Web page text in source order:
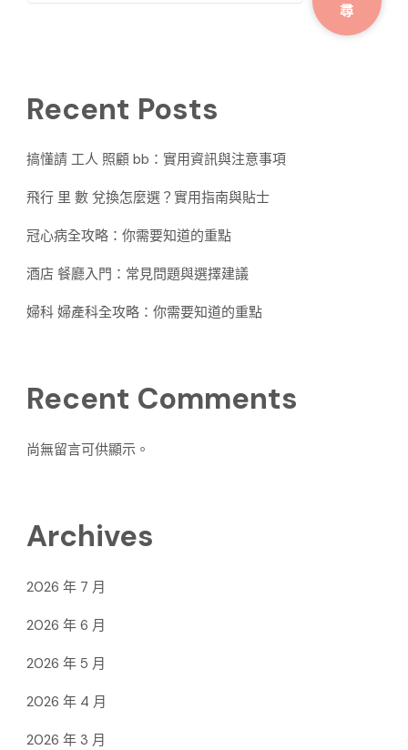
尋
Recent Posts
搞懂請 工人 照顧 bb：實用資訊與注意事項
飛行 里 數 兌換怎麼選？實用指南與貼士
冠心病全攻略：你需要知道的重點
酒店 餐廳入門：常見問題與選擇建議
婦科 婦產科全攻略：你需要知道的重點
Recent Comments
尚無留言可供顯示。
Archives
2026 年 7 月
2026 年 6 月
2026 年 5 月
2026 年 4 月
2026 年 3 月